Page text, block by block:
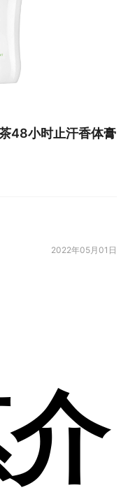
48小时止汗香体膏
2022年05月01日